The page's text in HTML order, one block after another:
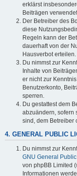
erklärst
Beiträgen
Der Betreiber des
diese
Regeln kann der
dauerhaft von der
Hausverbot erteilen.
Du nimmst zur
Inhalte von
er nicht zur
Benutzerkonto,
sperren.
Du gestattest dem
abzuändern, sofern
sind, dem Betreiber
4. GENERAL PUBLIC
Du nimmst zur
GNU General
von phpBB Limited
Informationen